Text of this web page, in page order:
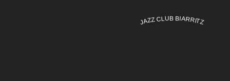
JAZZ CLUB BIARRITZ